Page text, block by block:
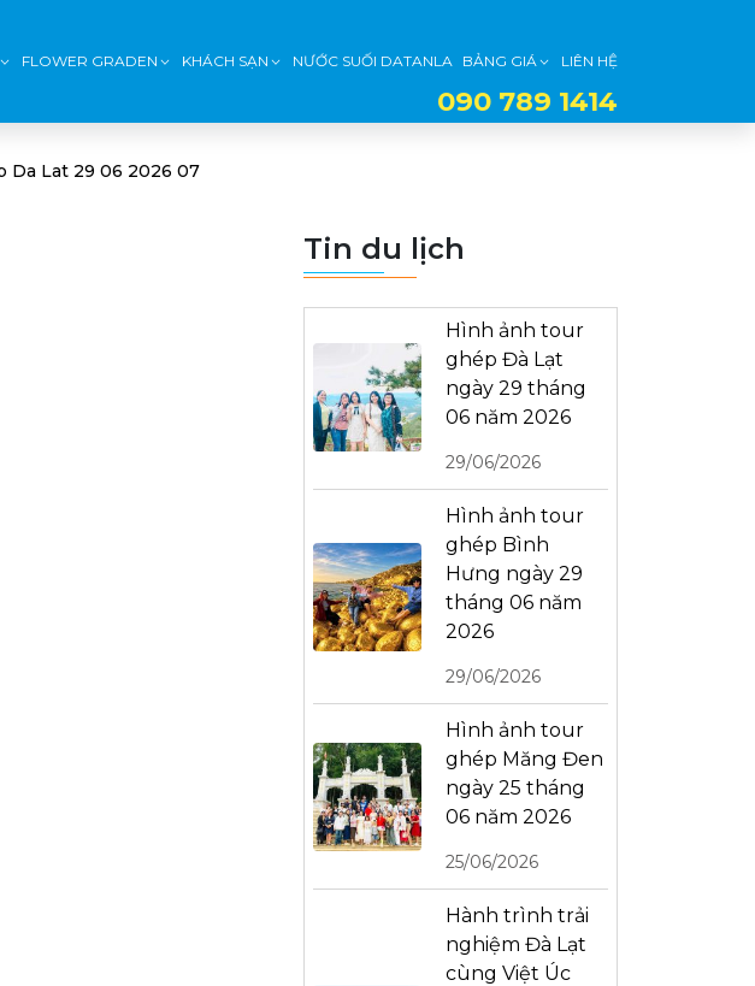
FLOWER GRADEN KHÁCH SẠN NƯỚC SUỐI DATANLA BẢNG GIÁ LIÊN HỆ
090 789 1414
Da Lat 29 06 2026 07
Tin du lịch
Hình ảnh tour
ghép Đà Lạt
ngày 29 tháng
06 năm 2026
29/06/2026
Hình ảnh tour
ghép Bình
Hưng ngày 29
tháng 06 năm
2026
29/06/2026
Hình ảnh tour
ghép Măng Đen
ngày 25 tháng
06 năm 2026
25/06/2026
Hành trình trải
nghiệm Đà Lạt
cùng Việt Úc